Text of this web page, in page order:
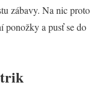
zábavy. Na nic proto
ponožky a pusť se do